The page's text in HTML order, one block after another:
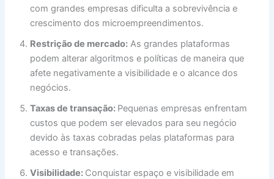
com grandes empresas dificulta a sobrevivência e
crescimento dos microempreendimentos.
Restrição de mercado: As grandes plataformas
podem alterar algoritmos e políticas de maneira que
afete negativamente a visibilidade e o alcance dos
negócios.
Taxas de transação: Pequenas empresas enfrentam
custos que podem ser elevados para seu negócio
devido às taxas cobradas pelas plataformas para
acesso e transações.
Visibilidade: Conquistar espaço e visibilidade em